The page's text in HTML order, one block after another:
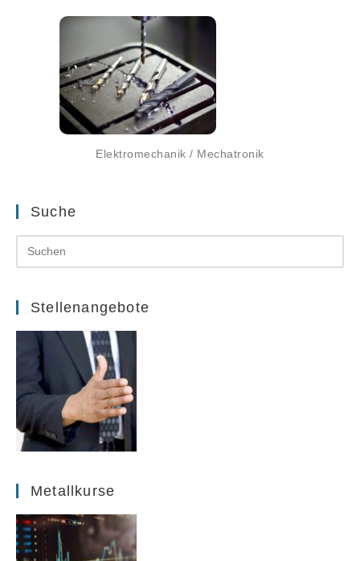
Elektromechanik / Mechatronik
Suche
Stellenangebote
Metallkurse